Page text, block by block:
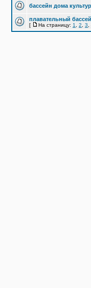
бассейн дома
плавательный
[ На страницу: 1 2 3